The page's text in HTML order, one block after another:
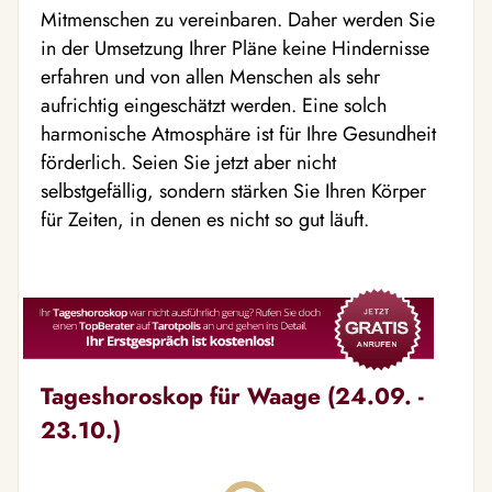
Mitmenschen zu vereinbaren. Daher werden Sie
in der Umsetzung Ihrer Pläne keine Hindernisse
erfahren und von allen Menschen als sehr
aufrichtig eingeschätzt werden. Eine solch
harmonische Atmosphäre ist für Ihre Gesundheit
förderlich. Seien Sie jetzt aber nicht
selbstgefällig, sondern stärken Sie Ihren Körper
für Zeiten, in denen es nicht so gut läuft.
Tageshoroskop für Waage (24.09. -
23.10.)